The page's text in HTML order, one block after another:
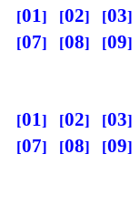
01 02 03
07
08 09
01 02 03
07
08 09